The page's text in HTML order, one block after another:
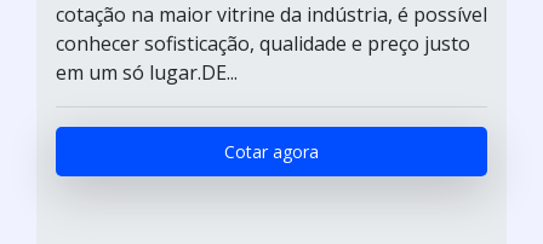
cotação na maior vitrine da indústria, é possível
conhecer sofisticação, qualidade e preço justo
em um só lugar.DE...
Cotar agora